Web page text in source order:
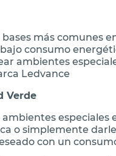
más comunes
consumo
ambientes
Ledvance
Verde
especiales
o simplemente
con un